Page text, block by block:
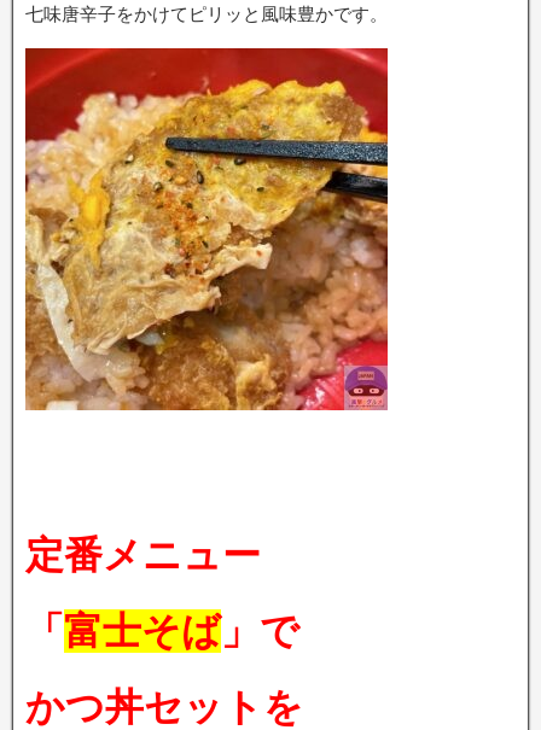
七味唐辛子をかけてピリッと風味豊かです。
定番メニュー
「 富士そば」で
かつ丼セットを